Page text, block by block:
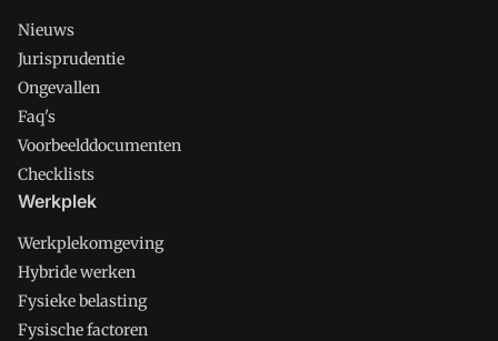
Nieuws
Jurisprudentie
Ongevallen
Faq's
Voorbeelddocumenten
Checklists
Werkplek
Werkplekomgeving
Hybride werken
Fysieke belasting
Fysische factoren